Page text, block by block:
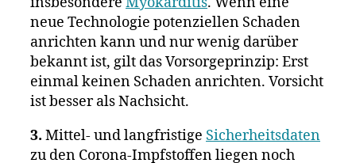
neue Technologie potenziellen Schaden
anrichten kann und nur wenig darüber
bekannt ist, gilt das Vorsorgeprinzip: Erst
einmal keinen Schaden anrichten. Vorsicht
ist besser als Nachsicht.
3. Mittel- und langfristige Sicherheitsdaten
zu den Corona-Impfstoffen liegen noch